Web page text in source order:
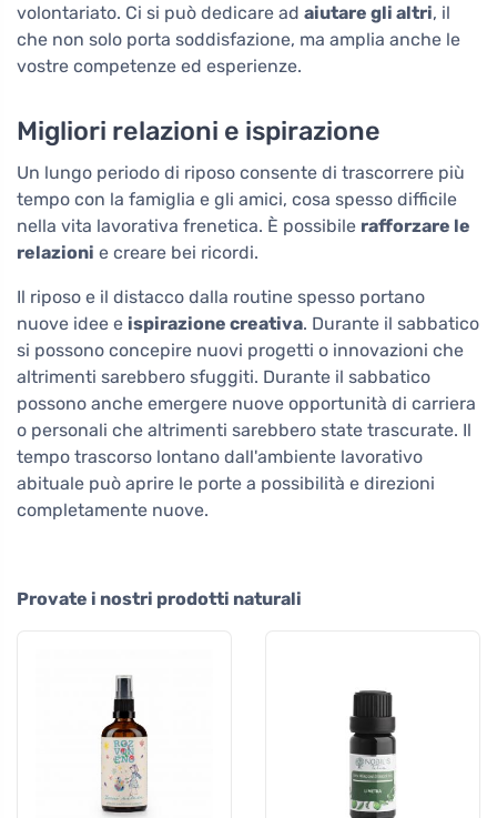
volontariato. Ci si può dedicare ad aiutare gli altri, il
che non solo porta soddisfazione, ma amplia anche le
vostre competenze ed esperienze.
Migliori relazioni e ispirazione
Un lungo periodo di riposo consente di trascorrere più
tempo con la famiglia e gli amici, cosa spesso difficile
nella vita lavorativa frenetica. È possibile rafforzare le
relazioni e creare bei ricordi.
Il riposo e il distacco dalla routine spesso portano
nuove idee e ispirazione creativa. Durante il sabbatico
si possono concepire nuovi progetti o innovazioni che
altrimenti sarebbero sfuggiti. Durante il sabbatico
possono anche emergere nuove opportunità di carriera
o personali che altrimenti sarebbero state trascurate. Il
tempo trascorso lontano dall'ambiente lavorativo
abituale può aprire le porte a possibilità e direzioni
completamente nuove.
Provate i nostri prodotti naturali